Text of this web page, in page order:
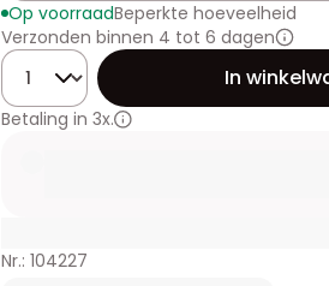
Op voorraadBeperkte hoeveelheid
Verzonden binnen 4 tot 6 dagen
Hoeveelheid
In
Betaling in 3x.
Nr.: 104227